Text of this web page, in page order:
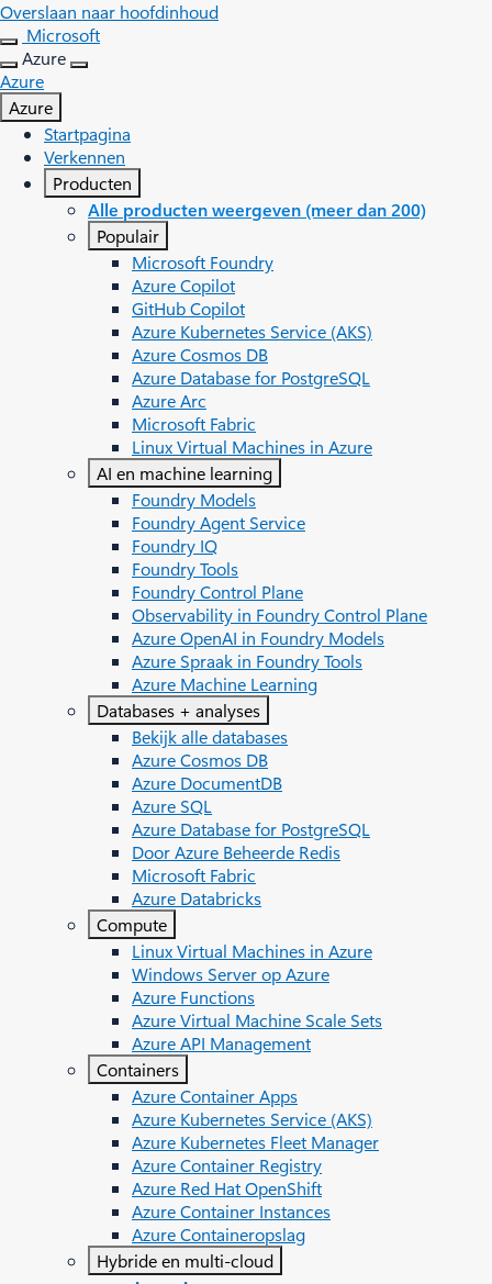
Overslaan naar hoofdinhoud
Microsoft
Azure
Azure
Azure
Startpagina
Verkennen
Producten
Alle producten weergeven (meer dan 200)
Populair
Microsoft Foundry
Azure Copilot
GitHub Copilot
Azure Kubernetes Service (AKS)
Azure Cosmos DB
Azure Database for PostgreSQL
Azure Arc​
Microsoft Fabric
Linux Virtual Machines in Azure
AI en machine learning
Foundry Models
Foundry Agent Service
Foundry IQ
Foundry Tools
Foundry Control Plane
Observability in Foundry Control Plane
Azure OpenAI in Foundry Models
Azure Spraak in Foundry Tools
Azure Machine Learning
Databases + analyses
Bekijk alle databases
Azure Cosmos DB
Azure DocumentDB
Azure SQL
Azure Database for PostgreSQL
Door Azure Beheerde Redis
Microsoft Fabric
Azure Databricks
Compute
Linux Virtual Machines in Azure
Windows Server op Azure
Azure Functions
Azure Virtual Machine Scale Sets
Azure API Management
Containers
Azure Container Apps
Azure Kubernetes Service (AKS)
Azure Kubernetes Fleet Manager
Azure Container Registry
Azure Red Hat OpenShift
Azure Container Instances
Azure Containeropslag
Hybride en multi-cloud